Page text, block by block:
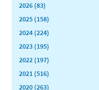
2026 (83)
2025 (158)
2024 (224)
2023 (195)
2022 (197)
2021 (516)
2020 (263)